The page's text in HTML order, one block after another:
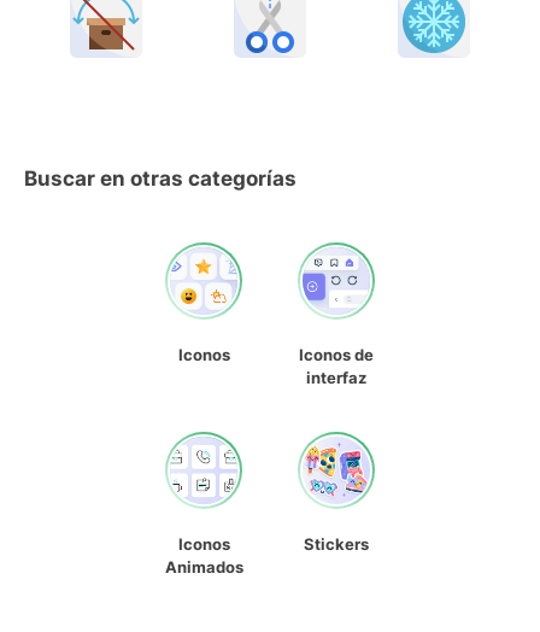
Buscar en otras categorías
Iconos
Iconos de
interfaz
Iconos
Animados
Stickers